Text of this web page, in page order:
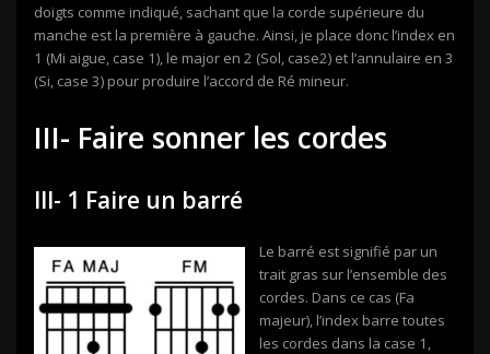
doigts comme indiqué, sachant que la corde supérieure du
manche est la première à gauche. Ainsi, je place donc l’index en
1 (Mi aigue, case 1), le major en 2 (Sol, case2) et l’annulaire en 3
(Si, case 3) pour produire l’accord de Ré mineur.
III- Faire sonner les cordes
III- 1 Faire un barré
Le barré est signifié par un
trait gras sur l’ensemble des
cordes. Dans ce cas (Fa
majeur), l’index barre toutes
les cordes dans la case 1,